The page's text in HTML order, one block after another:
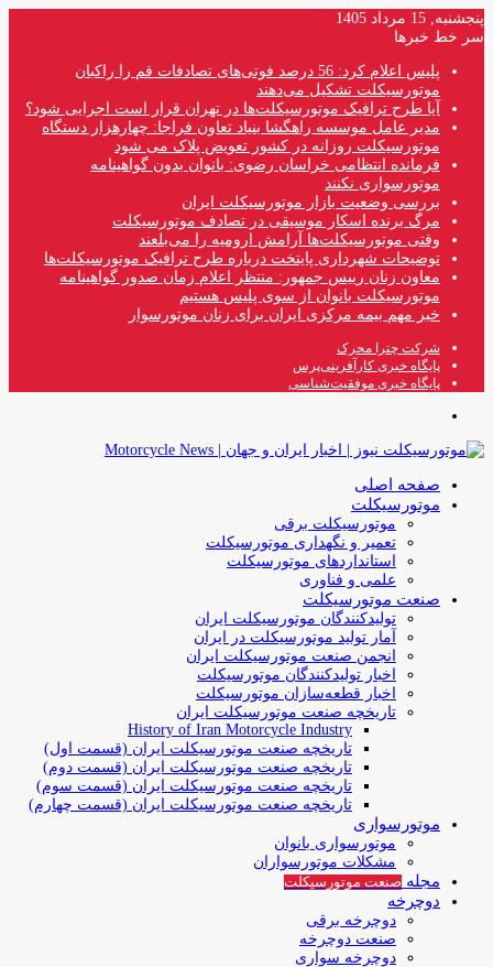
پنجشنبه, 15 مرداد 1405
سر خط خبرها
پلیس اعلام کرد: 56 درصد فوتی‌های تصادفات قم را راکبان
موتورسیکلت تشکیل می‌دهند
آیا طرح ترافیک موتورسیکلت‌ها در تهران قرار است اجرایی شود؟
مدیر عامل موسسه راهگشا بنیاد تعاون فراجا: چهارهزار دستگاه
موتورسیکلت روزانه در کشور تعویض پلاک می شود
فرمانده انتظامی خراسان رضوی: بانوان بدون گواهینامه
موتورسواری نکنند
بررسی وضعیت بازار موتورسیکلت ایران
مرگ برنده اسکار موسیقی در تصادف موتورسیکلت
وقتی موتورسیکلت‌ها آرامش ارومیه را می‌بلعند
توضیحات شهرداری پایتخت درباره طرح ترافیک موتورسیکلت‌ها
معاون زنان رییس جمهور: منتظر اعلام زمان صدور گواهینامه
موتورسیکلت بانوان از سوی پلیس هستیم
خبر مهم بیمه مرکزی ایران برای زنان موتورسوار
شرکت چترا محرک
پایگاه خبری کارآفرینی‌پرس
پایگاه خبری موفقیت‌شناسی
صفحه اصلی
موتورسیکلت
موتورسیکلت برقی
تعمیر و نگهداری موتورسیکلت
استانداردهای موتورسیکلت
علمی و فناوری
صنعت موتورسیکلت
تولیدکنندگان موتورسیکلت ایران
آمار تولید موتورسیکلت در ایران
انجمن صنعت موتورسیکلت ایران
اخبار تولیدکنندگان موتورسیکلت
اخبار قطعه‌سازان موتورسیکلت
تاریخچه صنعت موتورسیکلت ایران
History of Iran Motorcycle Industry
تاریخچه صنعت موتورسیکلت ایران (قسمت اول)
تاریخچه صنعت موتورسیکلت ایران (قسمت دوم)
تاریخچه صنعت موتورسیکلت ایران (قسمت سوم)
تاریخچه صنعت موتورسیکلت ایران (قسمت چهارم)
موتورسواری
موتورسواری بانوان
مشکلات موتورسواران
مجله صنعت موتورسیکلت
دوچرخه
دوچرخه برقی
صنعت دوچرخه
دوچرخه سواری